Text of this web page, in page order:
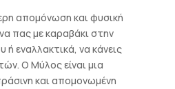
απομόνωση και φυσική
πας με καραβάκι στην
εναλλακτικά, να κάνεις
Ο Μύλος είναι μια
και απομονωμένη